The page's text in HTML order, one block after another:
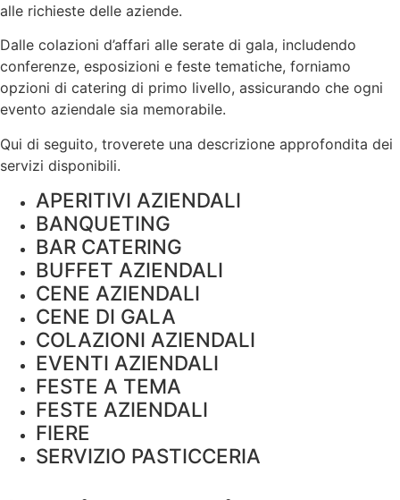
alle richieste delle aziende.
Dalle colazioni d’affari alle serate di gala, includendo
conferenze, esposizioni e feste tematiche, forniamo
opzioni di catering di primo livello, assicurando che ogni
evento aziendale sia memorabile.
Qui di seguito, troverete una descrizione approfondita dei
servizi disponibili.
APERITIVI AZIENDALI
BANQUETING
BAR CATERING
BUFFET AZIENDALI
CENE AZIENDALI
CENE DI GALA
COLAZIONI AZIENDALI
EVENTI AZIENDALI
FESTE A TEMA
FESTE AZIENDALI
FIERE
SERVIZIO PASTICCERIA